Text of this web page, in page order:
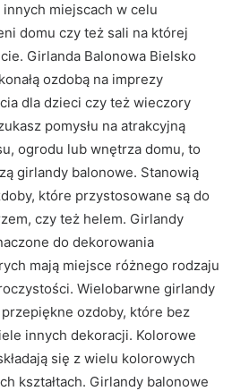
miejscach w celu
domu czy też sali na której
Girlanda Balonowa Bielsko
ozdobą na imprezy
dla dzieci czy też wieczory
pomysłu na atrakcyjną
ogrodu lub wnętrza domu, to
girlandy balonowe. Stanowią
które przystosowane są do
czy też helem. Girlandy
do dekorowania
mają miejsce różnego rodzaju
Wielobarwne girlandy
ozdoby, które bez
innych dekoracji. Kolorowe
się z wielu kolorowych
kształtach. Girlandy balonowe